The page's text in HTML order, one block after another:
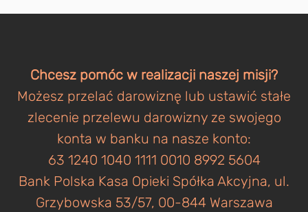
Chcesz pomóc w realizacji naszej misji?
Możesz przelać darowiznę lub ustawić stałe
zlecenie przelewu darowizny ze swojego
konta w banku na nasze konto:
63 1240 1040 1111 0010 8992 5604
Bank Polska Kasa Opieki Spółka Akcyjna, ul.
Grzybowska 53/57, 00-844 Warszawa